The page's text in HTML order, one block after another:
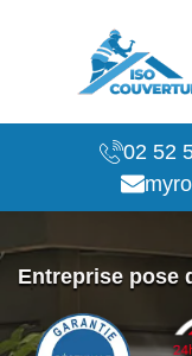
02 52
Entreprise pose